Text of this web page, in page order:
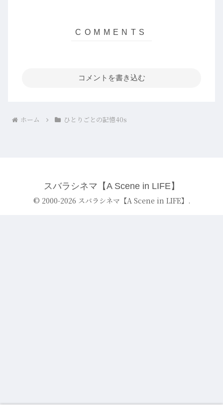
コメントを書き込む
ホーム ひとりごとの記憶40s
スバラシネマ【A Scene in LIFE】
© 2000-2026 スバラシネマ【A Scene in LIFE】.